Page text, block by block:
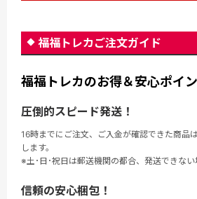
福福トレカご注文ガイド
福福トレカのお得＆安心ポイ
圧倒的スピード発送！
16時までにご注文、ご入金が確認できた商品
します。
※土･日･祝日は郵送機関の都合、発送できない
信頼の安心梱包！